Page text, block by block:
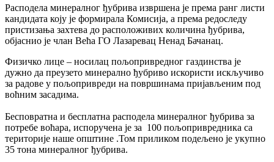
Расподела минералног ђубрива извршена је према ранг листи
кандидата коју је формирала Комисија, а према редоследу
пристизања захтева до расположивих количина ђубрива,
објаснио је члан Већа ГО Лазаревац Ненад Бачанац.
Физичко лице – носилац пољопривредног газдинства је
дужно да преузето минерално ђубриво искористи искључиво
за радове у пољопривреди на површинама пријављеним под
воћним засадима.
Бесповратна и бесплатна расподела минералног ђубрива за
потребе воћара, испоручена је за 100 пољопривредника са
територије наше општине .Том приликом подељено је укупно
35 тона минералног ђубрива.